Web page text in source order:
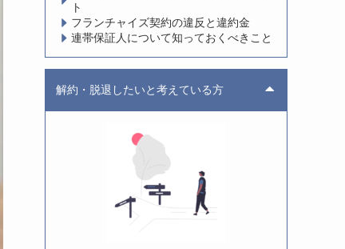
ト
フランチャイズ契約の違反と違約金
連帯保証人について知っておくべきこと
解約・脱退したいと考えている方